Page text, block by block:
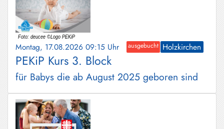
Montag, 17.08.2026 09:15 Uhr ausgebucht Holzkirchen
PEKiP Kurs 3. Block
für Babys die ab August 2025 geboren sind